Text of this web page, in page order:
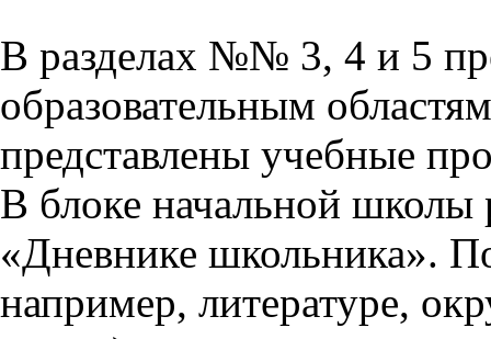
В разделах №№ 3, 4 и 5
образовательным
представлены учебные
В блоке начальной школы
«Дневнике школьника».
например, литературе,